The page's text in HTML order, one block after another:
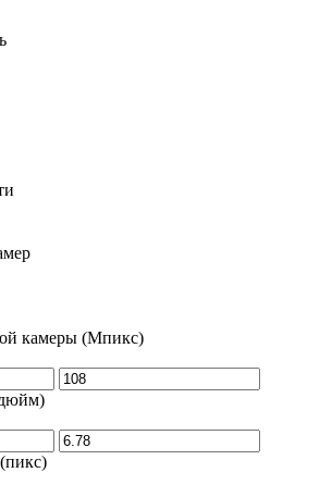
камеры (Мпикс)